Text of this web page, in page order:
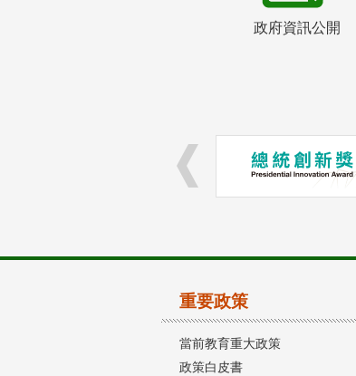
政府資訊公開
重要政策
當前教育重大政策
政策白皮書